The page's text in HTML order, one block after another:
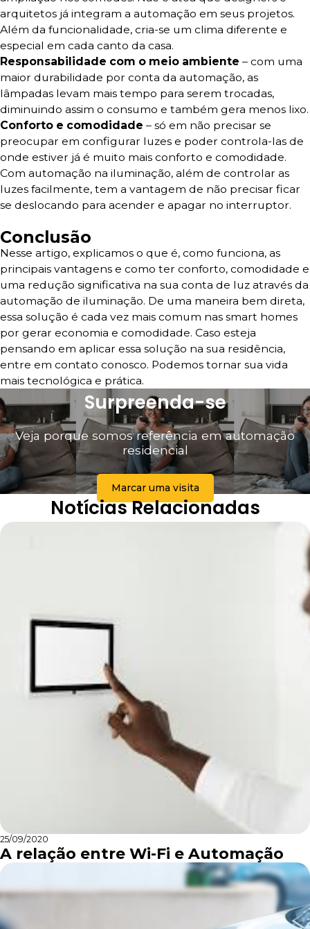
arquitetos já integram a automação em seus projetos.
Além da funcionalidade, cria-se um clima diferente e
especial em cada canto da casa.
Responsabilidade com o meio ambiente – com uma
maior durabilidade por conta da automação, as
lâmpadas levam mais tempo para serem trocadas,
diminuindo assim o consumo e também gera menos lixo.
Conforto e comodidade – só em não precisar se
preocupar em configurar luzes e poder controla-las de
onde estiver já é muito mais conforto e comodidade.
Com automação na iluminação, além de controlar as
luzes facilmente, tem a vantagem de não precisar ficar
se deslocando para acender e apagar no interruptor.
Conclusão
Nesse artigo, explicamos o que é, como funciona, as
principais vantagens e como ter conforto, comodidade e
uma redução significativa na sua conta de luz através da
automação de iluminação. De uma maneira bem direta,
essa solução é cada vez mais comum nas smart homes
por gerar economia e comodidade. Caso esteja
pensando em aplicar essa solução na sua residência,
entre em contato conosco. Podemos tornar sua vida
mais tecnológica e prática.
Surpreenda-se
Veja porque somos referência em automação
residencial
Marcar uma visita
Notícias Relacionadas
25/09/2020
A relação entre Wi-Fi e Automação